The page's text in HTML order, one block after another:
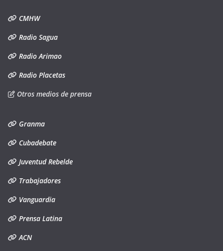
CMHW
Radio Sagua
Radio Arimao
Radio Placetas
Otros medios de prensa
Granma
Cubadebate
Juventud Rebelde
Trabajadores
Vanguardia
Prensa Latina
ACN